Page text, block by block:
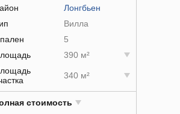
Лонгбьен
Вилла
5
390 м²
340 м²
стоимость